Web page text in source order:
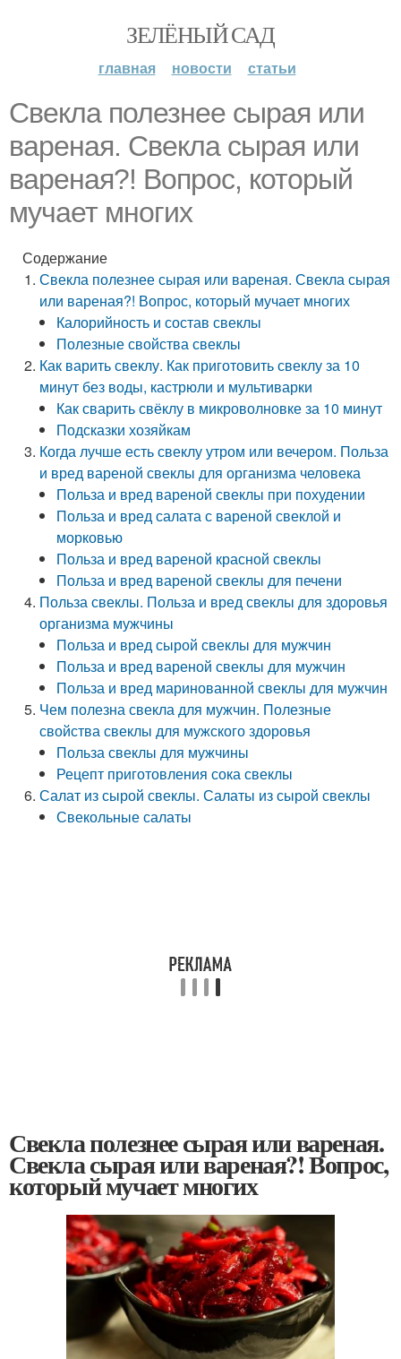
ЗЕЛЁНЫЙ САД
главная новости статьи
Свекла полезнее сырая или
вареная. Свекла сырая или
вареная?! Вопрос, который
мучает многих
Содержание
Свекла полезнее сырая или вареная. Свекла сырая
или вареная?! Вопрос, который мучает многих
Калорийность и состав свеклы
Полезные свойства свеклы
Как варить свеклу. Как приготовить свеклу за 10
минут без воды, кастрюли и мультиварки
Как сварить свёклу в микроволновке за 10 минут
Подсказки хозяйкам
Когда лучше есть свеклу утром или вечером. Польза
и вред вареной свеклы для организма человека
Польза и вред вареной свеклы при похудении
Польза и вред салата с вареной свеклой и
морковью
Польза и вред вареной красной свеклы
Польза и вред вареной свеклы для печени
Польза свеклы. Польза и вред свеклы для здоровья
организма мужчины
Польза и вред сырой свеклы для мужчин
Польза и вред вареной свеклы для мужчин
Польза и вред маринованной свеклы для мужчин
Чем полезна свекла для мужчин. Полезные
свойства свеклы для мужского здоровья
Польза свеклы для мужчины
Рецепт приготовления сока свеклы
Салат из сырой свеклы. Салаты из сырой свеклы
Свекольные салаты
Свекла полезнее сырая или вареная.
Свекла сырая или вареная?! Вопрос,
который мучает многих